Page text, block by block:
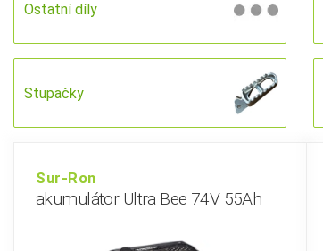
Ostatní díly
Stupačky
Sur-Ron
akumulátor Ultra Bee 74V 55Ah